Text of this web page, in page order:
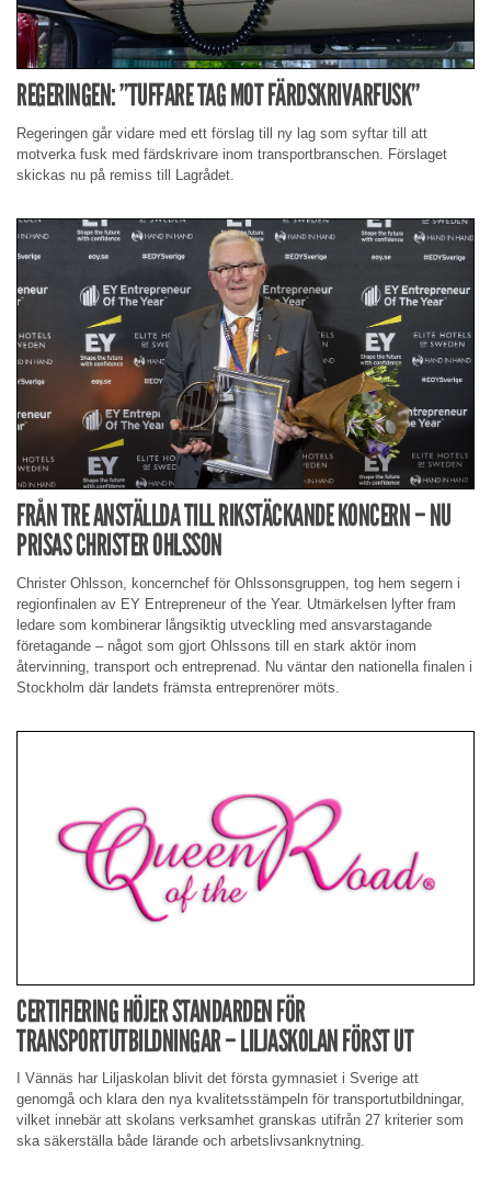
REGERINGEN: ”TUFFARE TAG MOT FÄRDSKRIVARFUSK”
Regeringen går vidare med ett förslag till ny lag som syftar till att
motverka fusk med färdskrivare inom transportbranschen. Förslaget
skickas nu på remiss till Lagrådet.
FRÅN TRE ANSTÄLLDA TILL RIKSTÄCKANDE KONCERN – NU
PRISAS CHRISTER OHLSSON
Christer Ohlsson, koncernchef för Ohlssonsgruppen, tog hem segern i
regionfinalen av EY Entrepreneur of the Year. Utmärkelsen lyfter fram
ledare som kombinerar långsiktig utveckling med ansvarstagande
företagande – något som gjort Ohlssons till en stark aktör inom
återvinning, transport och entreprenad. Nu väntar den nationella finalen i
Stockholm där landets främsta entreprenörer möts.
CERTIFIERING HÖJER STANDARDEN FÖR
TRANSPORTUTBILDNINGAR – LILJASKOLAN FÖRST UT
I Vännäs har Liljaskolan blivit det första gymnasiet i Sverige att
genomgå och klara den nya kvalitetsstämpeln för transportutbildningar,
vilket innebär att skolans verksamhet granskas utifrån 27 kriterier som
ska säkerställa både lärande och arbetslivsanknytning.